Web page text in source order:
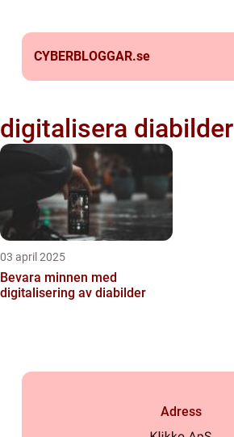
CYBERBLOGGAR.se
digitalisera diabilder
03 april 2025
Bevara minnen med
digitalisering av diabilder
Adress